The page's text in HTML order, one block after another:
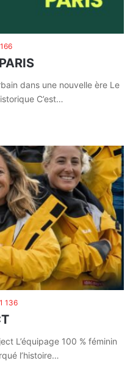
dans une nouvelle ère Le
C’est…
1 136
L’équipage 100 % féminin
l’histoire…